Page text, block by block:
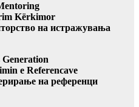
Kërkimor
на истражувања
e Referencave
на референци